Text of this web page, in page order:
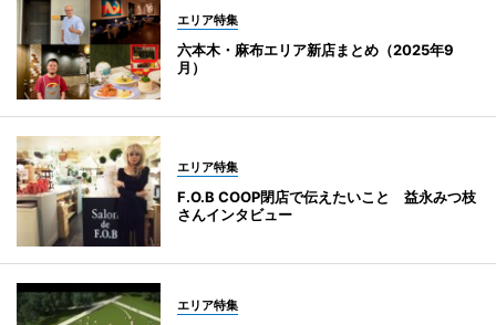
エリア特集
六本木・麻布エリア新店まとめ（2025年9
月）
エリア特集
F.O.B COOP閉店で伝えたいこと 益永みつ枝
さんインタビュー
エリア特集